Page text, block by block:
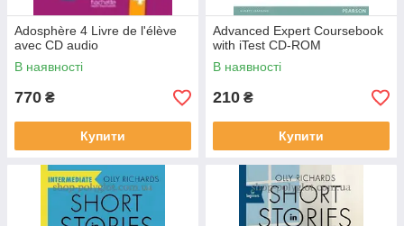
Adosphère 4 Livre de l'élève
avec CD audio
В наявності
770 ₴
Купити
Advanced Expert Coursebook
with iTest CD-ROM
В наявності
210 ₴
Купити